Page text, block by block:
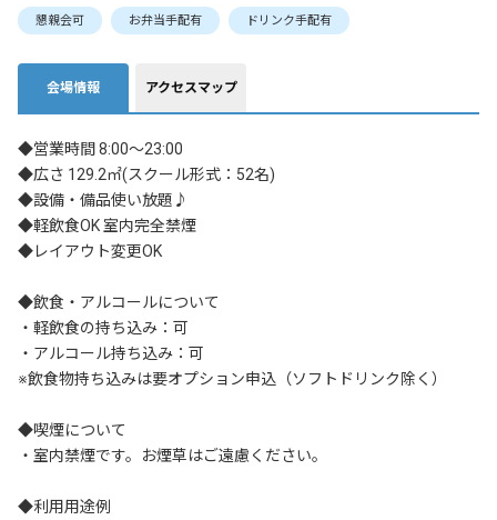
懇親会可 お弁当手配有 ドリンク手配有
会場情報 アクセスマップ
◆営業時間 8:00～23:00
◆広さ 129.2㎡(スクール形式：52名)
◆設備・備品使い放題♪
◆軽飲食OK 室内完全禁煙
◆レイアウト変更OK
◆飲食・アルコールについて
・軽飲食の持ち込み：可
・アルコール持ち込み：可
※飲食物持ち込みは要オプション申込（ソフトドリンク除く）
◆喫煙について
・室内禁煙です。お煙草はご遠慮ください。
◆利用用途例